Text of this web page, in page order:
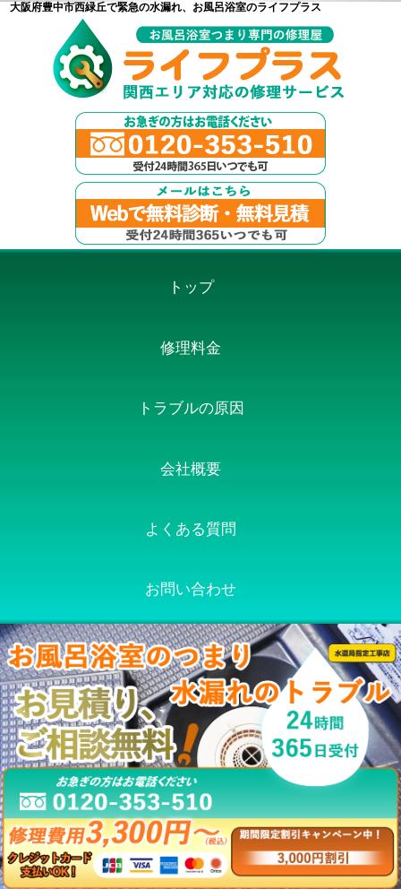
大阪府豊中市西緑丘で緊急の水漏れ、お風呂浴室のライフプラス
トップ
修理料金
トラブルの原因
会社概要
よくある質問
お問い合わせ